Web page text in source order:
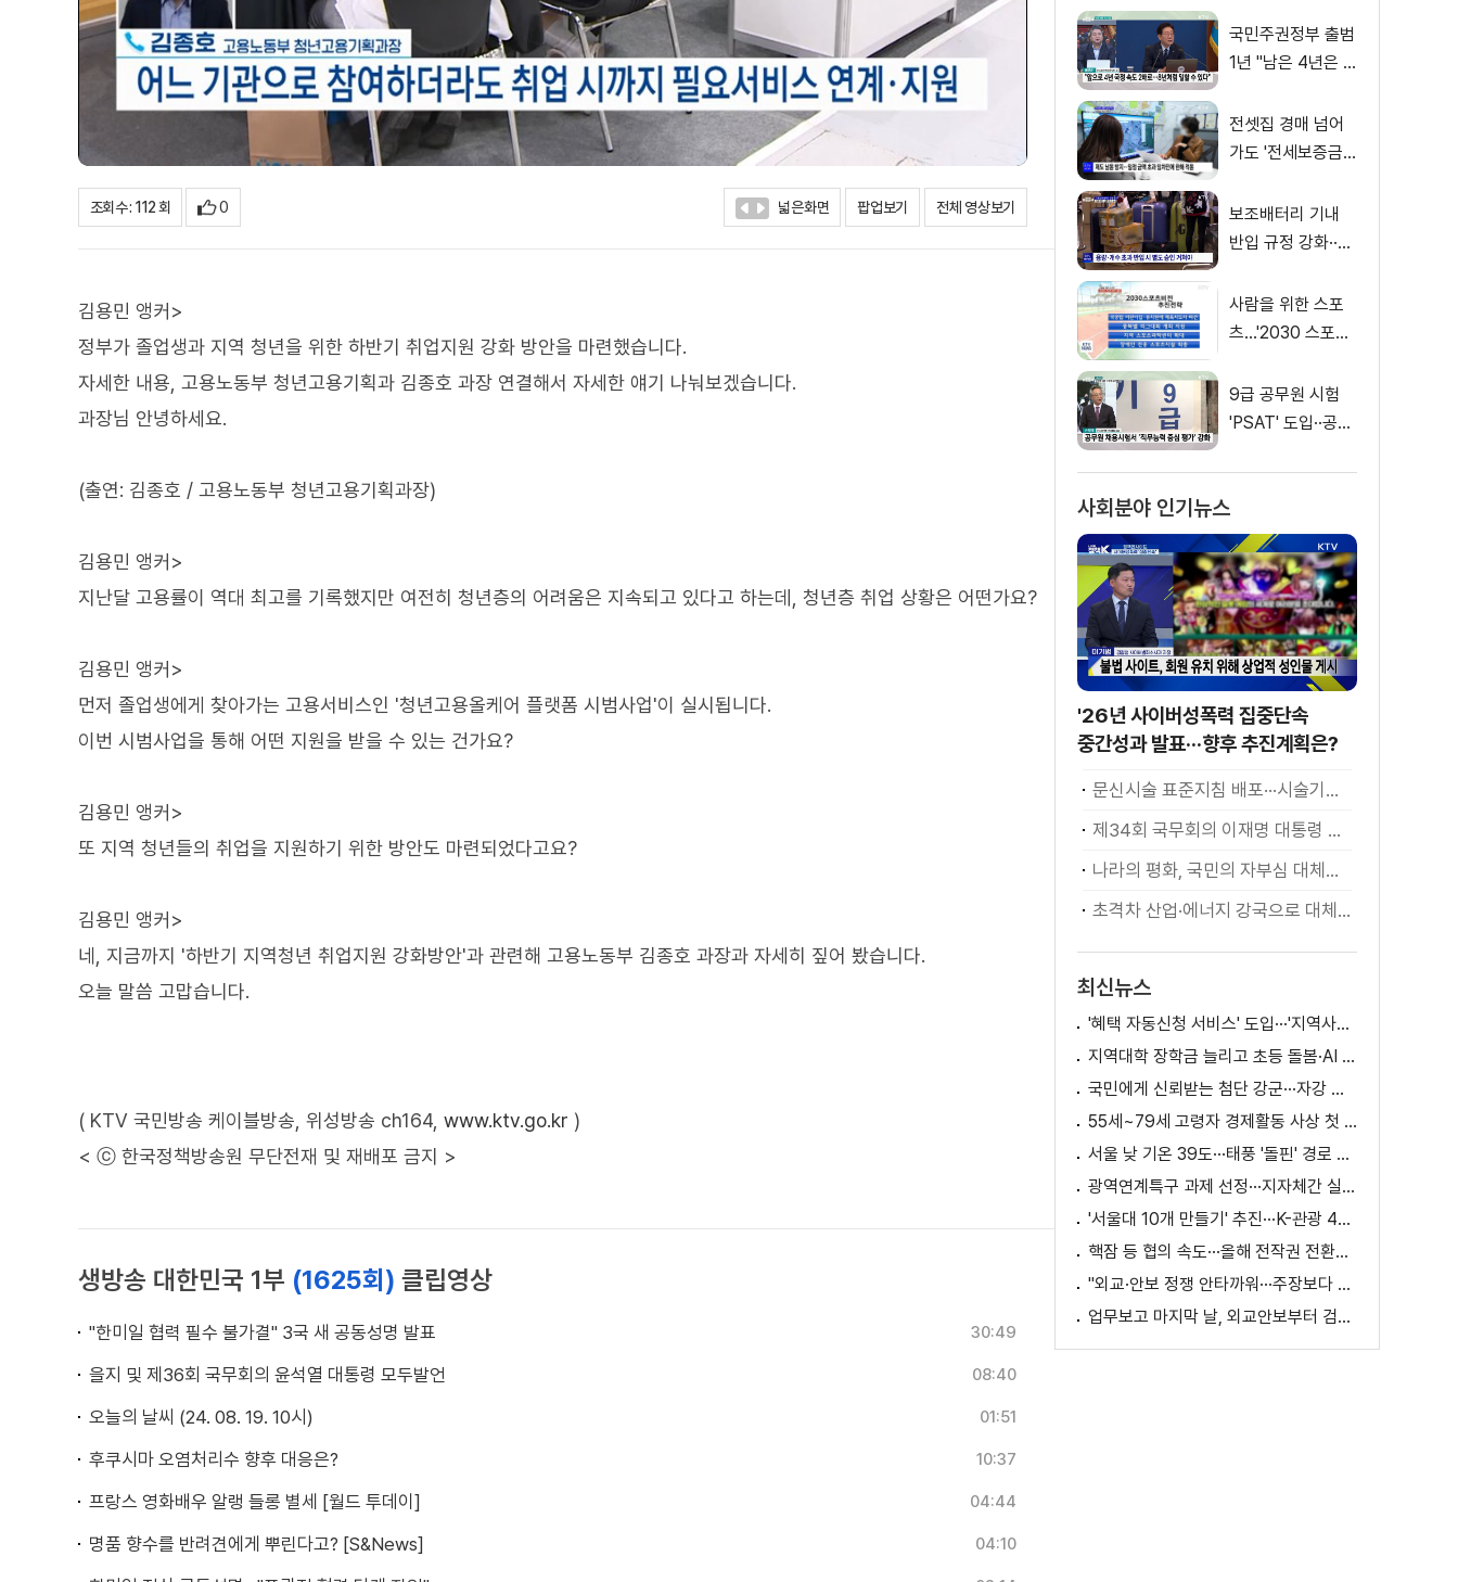
조회수 : 112 회 0 넓은화면 팝업보기 전체 영상보기
김용민 앵커>
정부가 졸업생과 지역 청년을 위한 하반기 취업지원 강화 방안을 마련했습니다.
자세한 내용, 고용노동부 청년고용기획과 김종호 과장 연결해서 자세한 얘기 나눠보겠습니다.
과장님 안녕하세요.
(출연: 김종호 / 고용노동부 청년고용기획과장)
김용민 앵커>
지난달 고용률이 역대 최고를 기록했지만 여전히 청년층의 어려움은 지속되고 있다고 하는데, 청년층 취업 상황은 어떤가요?
김용민 앵커>
먼저 졸업생에게 찾아가는 고용서비스인 '청년고용올케어 플랫폼 시범사업'이 실시됩니다.
이번 시범사업을 통해 어떤 지원을 받을 수 있는 건가요?
김용민 앵커>
또 지역 청년들의 취업을 지원하기 위한 방안도 마련되었다고요?
김용민 앵커>
네, 지금까지 '하반기 지역청년 취업지원 강화방안'과 관련해 고용노동부 김종호 과장과 자세히 짚어 봤습니다.
오늘 말씀 고맙습니다.
( KTV 국민방송 케이블방송, 위성방송 ch164, www.ktv.go.kr )
< ⓒ 한국정책방송원 무단전재 및 재배포 금지 >
생방송 대한민국 1부 (1625회) 클립영상
"한미일 협력 필수 불가결" 3국 새 공동성명 발표 30:49
을지 및 제36회 국무회의 윤석열 대통령 모두발언 08:40
오늘의 날씨 (24. 08. 19. 10시) 01:51
후쿠시마 오염처리수 향후 대응은? 10:37
프랑스 영화배우 알랭 들롱 별세 [월드 투데이] 04:44
명품 향수를 반려견에게 뿌린다고? [S&News] 04:10
국민주권정부 출범
1년 "남은 4년은 8
전셋집 경매 넘어
가도 '전세보증금'
보조배터리 기내
반입 규정 강화··
사람을 위한 스포
츠…'2030 스포츠
9급 공무원 시험
'PSAT' 도입··공정
사회분야 인기뉴스
'26년 사이버성폭력 집중단속
중간성과 발표···향후 추진계획은?
문신시술 표준지침 배포···시술기구, 일회용 사용 후 폐기
제34회 국무회의 이재명 대통령 모두발언
나라의 평화, 국민의 자부심 대체불가 대한민국 이재명 대통령 모두말씀
초격차 산업·에너지 강국으로 대체불가 대한민국 이재명 대통령 모두말씀
최신뉴스
'혜택 자동신청 서비스' 도입···'지역사랑상품권' 발행 확대
지역대학 장학금 늘리고 초등 돌봄·AI 교육 확대
국민에게 신뢰받는 첨단 강군···자강 국방·미래 전력 강화
55세~79세 고령자 경제활동 사상 첫 1천만 명 돌파
서울 낮 기온 39도···태풍 '돌핀' 경로 변수
광역연계특구 과제 선정···지자체간 실증 협력 확대
'서울대 10개 만들기' 추진···K-관광 4천만 시대 준비
핵잠 등 협의 속도···올해 전작권 전환시기 결정 추진
"외교·안보 정쟁 안타까워···주장보다 실천 중요"
업무보고 마지막 날, 외교안보부터 검경까지